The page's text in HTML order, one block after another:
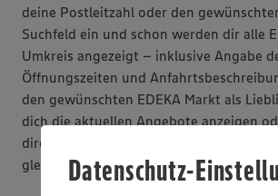
deine Postleitzahl oder den
Suchfeld ein und schon werden dir alle
Umkreis angezeigt – inklusive Angabe
Öffnungszeiten und
den gewünschten EDEKA Markt als
dich die aktuellen Angebote anzeigen
direkt die Marktseite. Probiere die
gleich aus!Datenschutz-